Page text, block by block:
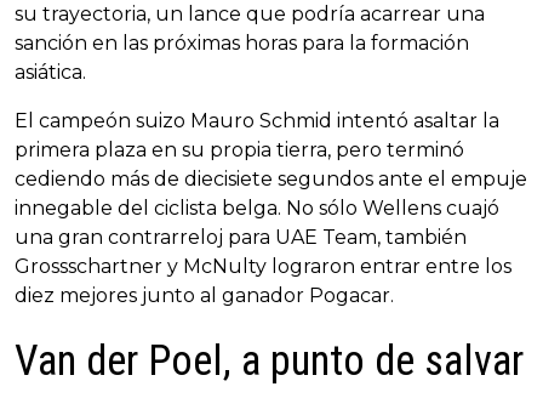
su trayectoria, un lance que podría acarrear una
sanción en las próximas horas para la formación
asiática.
El campeón suizo Mauro Schmid intentó asaltar la
primera plaza en su propia tierra, pero terminó
cediendo más de diecisiete segundos ante el empuje
innegable del ciclista belga. No sólo Wellens cuajó
una gran contrarreloj para UAE Team, también
Grossschartner y McNulty lograron entrar entre los
diez mejores junto al ganador Pogacar.
Van der Poel, a punto de salvar